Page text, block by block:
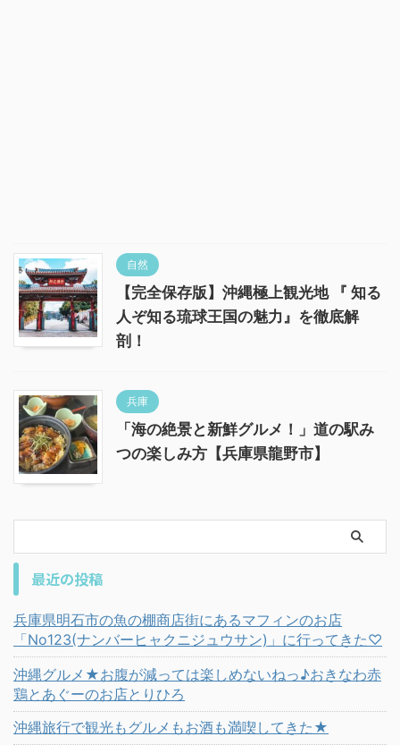
自然
【完全保存版】沖縄極上観光地 『 知る
人ぞ知る琉球王国の魅力』を徹底解
剖！
兵庫
「海の絶景と新鮮グルメ！」道の駅み
つの楽しみ方【兵庫県龍野市】
最近の投稿
兵庫県明石市の魚の棚商店街にあるマフィンのお店
「No123(ナンバーヒャクニジュウサン)」に行ってきた♡
沖縄グルメ★お腹が減っては楽しめないねっ♪おきなわ赤
鶏とあぐーのお店とりひろ
沖縄旅行で観光もグルメもお酒も満喫してきた★